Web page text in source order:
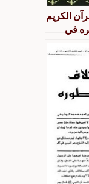
الکريم
في